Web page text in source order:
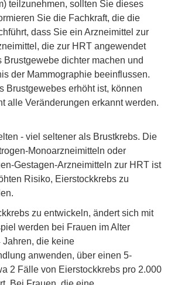
teilzunehmen, sollten Sie dieses
Sie die Fachkraft, die die
dass Sie ein Arzneimittel zur
die zur HRT angewendet
Brustgewebe dichter machen und
der Mammographie beeinflussen.
Brustgewebes erhöht ist, können
alle Veränderungen erkannt werden.
- viel seltener als Brustkrebs. Die
Monoarzneimitteln oder
Gestagen-Arzneimitteln zur HRT ist
Risiko, Eierstockkrebs zu
zu entwickeln, ändert sich mit
werden bei Frauen im Alter
Jahren, die keine
anwenden, über einen 5-
2 Fälle von Eierstockkrebs pro 2.000